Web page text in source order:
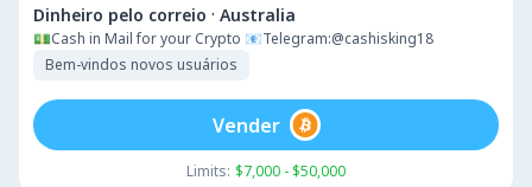
Dinheiro pelo correio · Australia
💵Cash in Mail for your Crypto 📧Telegram:@cashisking18
Bem-vindos novos usuários
Limits: $7,000 - $50,000
Vender